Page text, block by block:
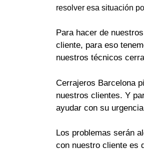
resolver esa situación
Para hacer de
cliente, para eso
nuestros técnicos
Cerrajeros Barcelona
nuestros clientes. Y
ayudar con su
Los problemas serán
con nuestro cliente es